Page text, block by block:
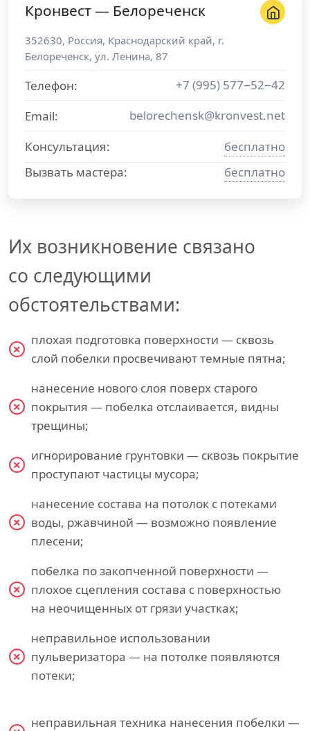
Кронвест — Белореченск
352630, Россия, Краснодарский край, г.
Белореченск, ул. Ленина, 87
Телефон:
+7 (995) 577−52−42
Email:
belorechensk@kronvest.net
Консультация:
бесплатно
Вызвать мастера:
бесплатно
Их возникновение связано
со следующими
обстоятельствами:
плохая подготовка поверхности — сквозь
слой побелки просвечивают темные пятна;
нанесение нового слоя поверх старого
покрытия — побелка отслаивается, видны
трещины;
игнорирование грунтовки — сквозь покрытие
проступают частицы мусора;
нанесение состава на потолок с потеками
воды, ржавчиной — возможно появление
плесени;
побелка по закопченной поверхности —
плохое сцепления состава с поверхностью
на неочищенных от грязи участках;
неправильное использовании
пульверизатора — на потолке появляются
потеки;
неправильная техника нанесения побелки —